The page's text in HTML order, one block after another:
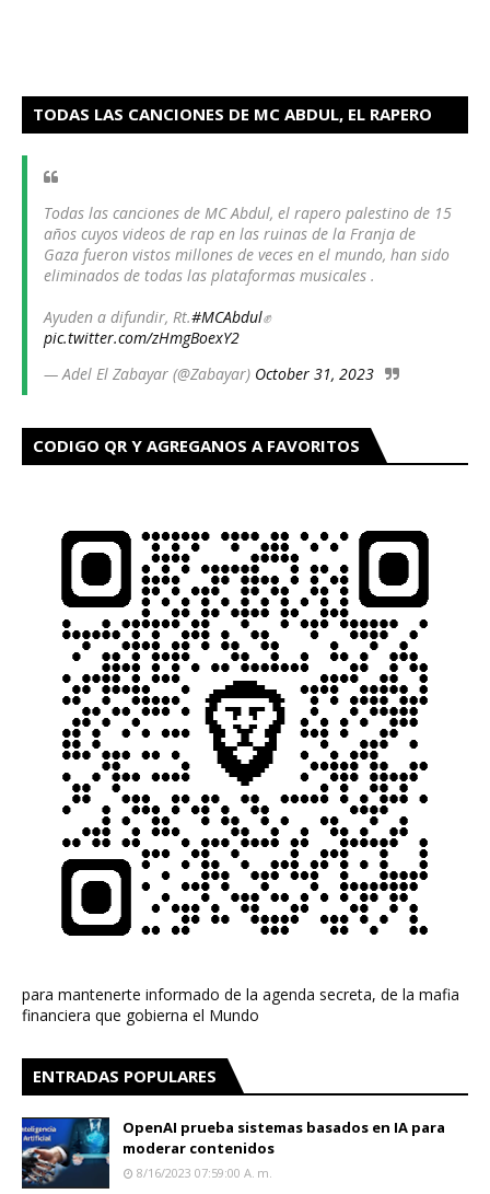
TODAS LAS CANCIONES DE MC ABDUL, EL RAPERO
Todas las canciones de MC Abdul, el rapero palestino de 15
años cuyos videos de rap en las ruinas de la Franja de
Gaza fueron vistos millones de veces en el mundo, han sido
eliminados de todas las plataformas musicales .
Ayuden a difundir, Rt.#MCAbdul✊
pic.twitter.com/zHmgBoexY2
— Adel El Zabayar (@Zabayar) October 31, 2023
CODIGO QR Y AGREGANOS A FAVORITOS
para mantenerte informado de la agenda secreta, de la mafia
financiera que gobierna el Mundo
ENTRADAS POPULARES
OpenAI prueba sistemas basados en IA para
moderar contenidos
8/16/2023 07:59:00 A. M.